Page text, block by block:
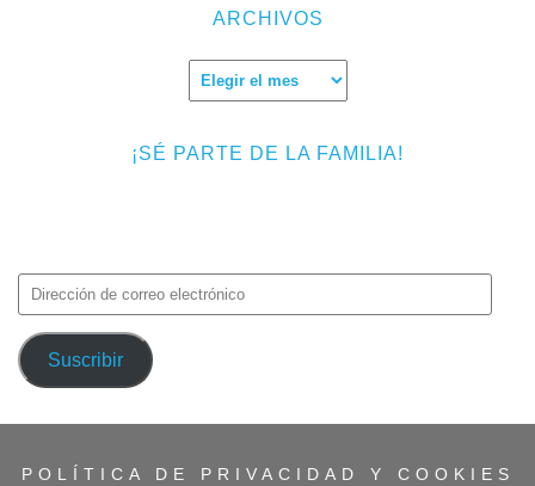
ARCHIVOS
Archivos
¡SÉ PARTE DE LA FAMILIA!
Dirección
de
correo
electrónico
Suscribir
POLÍTICA DE PRIVACIDAD Y COOKIES